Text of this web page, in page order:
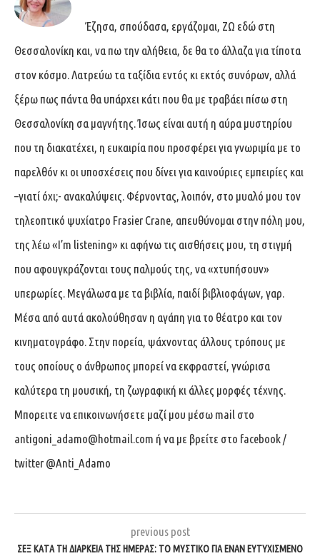
Έζησα, σπούδασα, εργάζομαι, ΖΩ εδώ στη
Θεσσαλονίκη και, να πω την αλήθεια, δε θα το άλλαζα για τίποτα
στον κόσμο. Λατρεύω τα ταξίδια εντός κι εκτός συνόρων, αλλά
ξέρω πως πάντα θα υπάρχει κάτι που θα με τραβάει πίσω στη
Θεσσαλονίκη σα μαγνήτης. Ίσως είναι αυτή η αύρα μυστηρίου
που τη διακατέχει, η ευκαιρία που προσφέρει για γνωριμία με το
παρελθόν κι οι υποσχέσεις που δίνει για καινούριες εμπειρίες και
–γιατί όχι;- ανακαλύψεις. Φέρνοντας, λοιπόν, στο μυαλό μου τον
τηλεοπτικό ψυχίατρο Frasier Crane, απευθύνομαι στην πόλη μου,
της λέω «I’m listening» κι αφήνω τις αισθήσεις μου, τη στιγμή
που αφουγκράζονται τους παλμούς της, να «χτυπήσουν»
υπερωρίες. Μεγάλωσα με τα βιβλία, παιδί βιβλιοφάγων, γαρ.
Μέσα από αυτά ακολούθησαν η αγάπη για το θέατρο και τον
κινηματογράφο. Στην πορεία, ψάχνοντας άλλους τρόπους με
τους οποίους ο άνθρωπος μπορεί να εκφραστεί, γνώρισα
καλύτερα τη μουσική, τη ζωγραφική κι άλλες μορφές τέχνης.
Μπορειτε να επικοινωνήσετε μαζί μου μέσω mail στο
antigoni_adamo@hotmail.com ή να με βρείτε στο facebook /
twitter @Anti_Adamo
previous post
ΣΕΞ ΚΑΤΆ ΤΗ ΔΙΆΡΚΕΙΑ ΤΗΣ ΗΜΈΡΑΣ: ΤΟ ΜΥΣΤΙΚΌ ΓΙΑ ΈΝΑΝ ΕΥΤΥΧΙΣΜΈΝΟ